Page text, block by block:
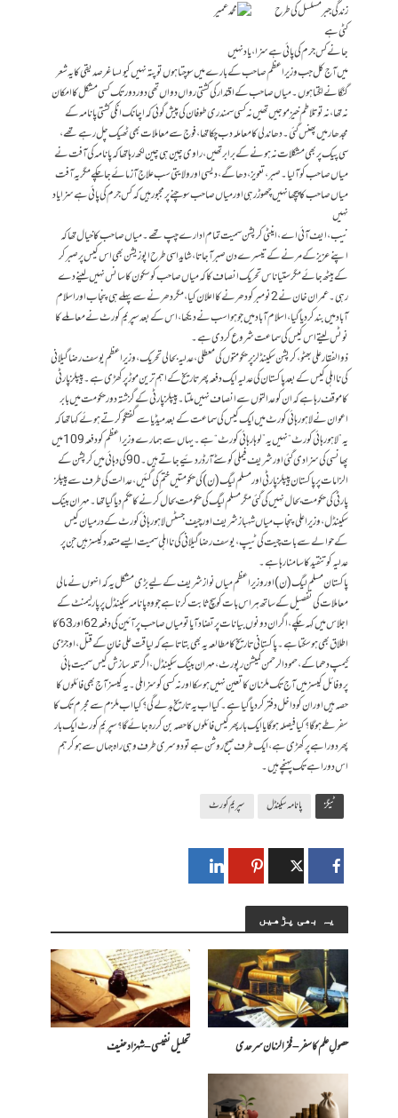
زندگی جبر مسلسل کی طرح
کٹی ہے
جانے کس جرم کی پائی ہے سزا ،یاد نہیں
میں آج کل جب وزیراعظم صاحب کے بارے میں سوچتا ہوں تو پتہ نہیں کیوںساغرصدیقی کا یہ شعر
گنگانے لگتا ہوں۔ میاں صاحب کے اقتدار کی کشتی رواں دواں تھی دور دورتک کسی مشکل کا امکان
نہ تھا ،نہ تو تلاطم خیز موجیں تھیں نہ کسی سمندری طوفان کی پیش گوئی کہ اچانک انکی کشتی پانامہ کے
مجدھار میں پھنس گئی۔ دھاندلی کا معاملہ دب چکا تھا، فوج سے معاملات بھی ٹھیک چل رہے تھے،
سی پیک پر بھی مشکلات نہ ہونے کے برابر تھیں، راوی چین ہی چین لکھ رہا تھا کہ پانامہ کی آفت نے
میاں صاحب کو آ لیا۔ صبر، تعویز، دھاگے، دیسی اور ولایتی سب علاج آزمائے جا چکے مگر یہ آفت
میاں صاحب کا پیچھا نہیں چھوڑ رہی اور میاں صاحب سوچنے پر مجبور ہیں کہ کس جرم کی پائی ہے سزا یاد
نہیں
نیب، ایف آئی اے، اینٹی کرپشن سمیت تمام ادارے چپ تھے۔ میاں صاحب کا خیال تھا کہ
اپنے عزیز کے مرنے کے تیسرے دن صبر آ جاتا، شاید اسی طرح اپوزیشن بھی اس کیس پر صبر کر
کے بیٹھ جائے مگر ستیاناس تحریک انصاف کا کہ میاں صاحب کو سکون کا سانس نہیں لینے دے
رہی۔ عمران خان نے 2 نومبر کو دھرنے کا اعلان کیا، مگر دھرنے سے پہلے ہی پنجاب اور اسلام
آباد میں بند کر دیا گیا، اسلام آباد میں جو ہوا سب نے دیکھا، اس کے بعد سپریم کورٹ نے معاملے کا
نوٹس لیتے اس کیس کی سماعت شروع کردی ہے۔
ذوالفقار علی بھٹو،کرپشن سکینڈلز پر حکومتوں کی معطلی،عدلیہ بحالی تحریک ،وزیراعظم یوسف رضا گیلانی
کی نااہلی کیس کے بعد پاکستان کی عدلیہ ایک دفعہ پھر تاریخ کے اہم ترین موڑ پر کھڑی ہے۔پیپلز پارٹی
کا موقف رہا ہے کہ ان کو عدالتوں سے انصاف نہیں ملتا۔پیپلز پارٹی کے گزشتہ دور حکومت میں بابر
اعوان نے لاہور ہائی کورٹ میں ایک کیس کی سماعت کے بعدمیڈیا سے گفتگو کرتے ہوئے کہا تھا کہ
یہ ”لاہور ہائی کورٹ“ نہیں یہ” لوہارہائی کورٹ “ ہے۔ یہاں سے ہمارے وزیراعظم کو دفعہ 109 میں
پھانسی کی سزا دی گئی اور شریف فیملی کو سٹے آرڈر دئیے جاتے ہیں۔ 90 کی دہائی میں کرپشن کے
الزامات پر پاکستان پیپلز پارٹی اور مسلم لیگ(ن)کی حکومتیں ختم کی گئیں،عدالت کی طرف سے پیپلز
پارٹی کی حکومت بحال نہیں کی گئی مگر مسلم لیگ کی حکومت بحال کرنے کا حکم دیا گیا تھا۔مہران بینک
سکینڈل،وزیراعلی پنجاب میاں شہباز شریف اور چیف جسٹس لاہور ہائی کورٹ کے درمیان کیس
کے حوالے سے بات چیت کی ٹیپ،یوسف رضا گیلانی کی نااہلی سمیت ایسے متعدد کیسز ہیں جن پر
عدلیہ کو تنقید کا سامنا رہا ہے۔
پاکستان مسلم لیگ (ن) اور وزیراعظم میاں نواز شریف کے لیے بڑی مشکل یہ کہ انہوں نے مالی
معاملات کی تفصیل کے ساتھ ہر اس بات کو سچ ثابت کرنا ہے جو وہ پانامہ سکینڈل پر پارلیمنٹ کے
اجلاس میں کہہ چکے، اگر ان دونوں بیانات پر تضاد آیا تو میاں صاحب پر آئین کی دفعہ 62 اور 63 کا
اطلاق بھی ہوسکتا ہے۔ پاکستانی تاریخ کا مطالعہ یہ بھی بتاتا ہے کہ لیاقت علی خان کے قتل، اوجڑی
کیمپ دھماکے، حمود الرحمن کمیشن رپورٹ، مہران بینک سکینڈل، اگرتلہ سازش کیس سمیت ہائی
پروفائل کیسز میں آج تک ملزمان کا تعین نہیں ہوسکا اور نہ کسی کو سزا ملی۔یہ کیسز آج بھی فائلوں کا
حصہ ہیں اور ان کو داخل دفتر کردیا گیا ہے۔کیا اب یہ تاریخ بدلے گی؟کیا اب ملزم سے مجرم تک کا
سفر طے ہوگا؟ کیا فیصلہ ہوگا یا ایک بار پھر کیس فائلوں کا حصہ بن کر رہ جائے گا؟ سپریم کورٹ ایک بار
پھر دوراہے پر کھڑی ہے،ایک طرف صبح روشن ہے تو دوسری طرف وہی راہ جہاں سے ہوکر ہم
اس دوراہے تک پہنچے ہیں۔
ٹیگز پانامہ سکینڈل سپریم کورٹ
یہ بھی پڑھیں
حصولِ علم کا سفر – فخرالزمان سرحدی تحلیل نفیسی – شہزاد حنیف